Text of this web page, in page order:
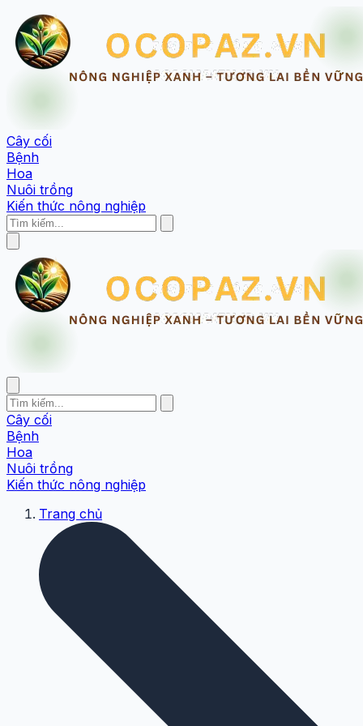
Cây cối
Bệnh
Hoa
Nuôi trồng
Kiến thức nông nghiệp
Cây cối
Bệnh
Hoa
Nuôi trồng
Kiến thức nông nghiệp
Trang chủ